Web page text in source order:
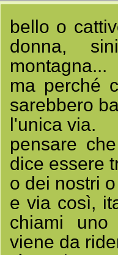
bello o
donna,
montagna...
ma perché
sarebbero
l'unica via.
pensare
dice essere
o dei nostri
e via così,
chiami uno
viene da